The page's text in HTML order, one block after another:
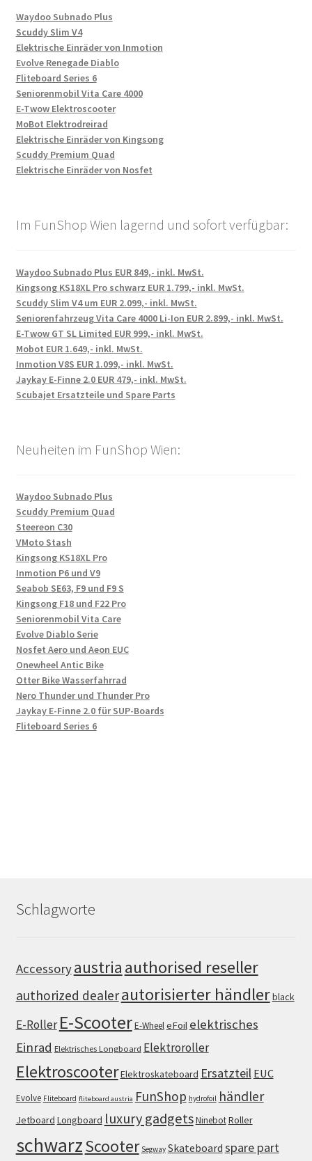
Waydoo Subnado Plus
Scuddy Slim V4
Elektrische Einräder von Inmotion
Evolve Renegade Diablo
Fliteboard Series 6
Seniorenmobil Vita Care 4000
E-Twow Elektroscooter
MoBot Elektrodreirad
Elektrische Einräder von Kingsong
Scuddy Premium Quad
Elektrische Einräder von Nosfet
Im FunShop Wien lagernd und sofort verfügbar:
Waydoo Subnado Plus EUR 849,- inkl. MwSt.
Kingsong KS18XL Pro schwarz EUR 1.799,- inkl. MwSt.
Scuddy Slim V4 um EUR 2.099,- inkl. MwSt.
Seniorenfahrzeug Vita Care 4000 Li-Ion EUR 2.899,- inkl. MwSt.
E-Twow GT SL Limited EUR 999,- inkl. MwSt.
Mobot EUR 1.649,- inkl. MwSt.
Inmotion V8S EUR 1.099,- inkl. MwSt.
Jaykay E-Finne 2.0 EUR 479,- inkl. MwSt.
Scubajet Ersatzteile und Spare Parts
Neuheiten im FunShop Wien:
Waydoo Subnado Plus
Scuddy Premium Quad
Steereon C30
VMoto Stash
Kingsong KS18XL Pro
Inmotion P6 und V9
Seabob SE63, F9 und F9 S
Kingsong F18 und F22 Pro
Seniorenmobil Vita Care
Evolve Diablo Serie
Nosfet Aero und Aeon EUC
Onewheel Antic Bike
Otter Bike Wasserfahrrad
Nero Thunder und Thunder Pro
Jaykay E-Finne 2.0 für SUP-Boards
Fliteboard Series 6
Schlagworte
Accessoryaustria authorised reseller
authorized dealerautorisierter händlerblack
E-Roller E-ScooterE-WheeleFoil elektrisches
Einrad Elektrisches Longboard Elektroroller
ElektroscooterElektroskateboard Ersatzteil EUC
Evolve Fliteboard fliteboard austria FunShop hydrofoil händler
Jetboard Longboard luxury gadgetsNinebotRoller
schwarzScooter Segway Skateboard spare part